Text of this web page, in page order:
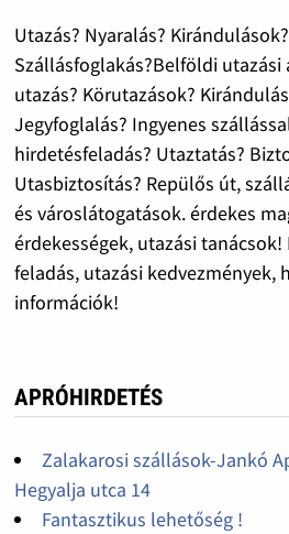
Utazás? Nyaralás?
Szállásfoglakás?Belföldi
utazás? Körutazások?
Jegyfoglalás? Ingyenes
hirdetésfeladás? Utaztatás?
Utasbiztosítás? Repülős út,
és városlátogatások. érdekes
érdekességek, utazási
feladás, utazási kedvezmények,
információk!
APRÓHIRDETÉS
Zalakarosi szállások-Jankó
Hegyalja utca 14
Fantasztikus lehetőség !